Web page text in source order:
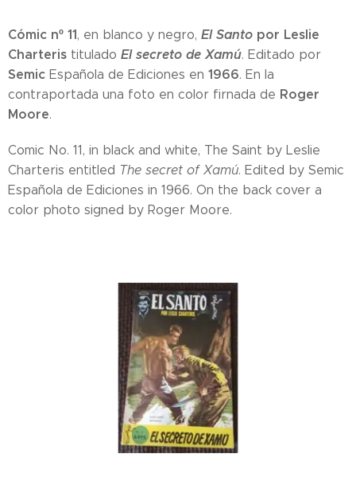
Cómic nº 11, en blanco y negro, El Santo por Leslie
Charteris titulado El secreto de Xamú. Editado por
Semic Española de Ediciones en 1966. En la
contraportada una foto en color firnada de Roger
Moore.
Comic No. 11, in black and white, The Saint by Leslie
Charteris entitled The secret of Xamú. Edited by Semic
Española de Ediciones in 1966. On the back cover a
color photo signed by Roger Moore.